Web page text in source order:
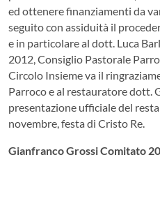
ed ottenere finanziamenti da
seguito con assiduità il
e in particolare al dott. Luca
2012, Consiglio Pastorale
Circolo Insieme va il
Parroco e al restauratore dott.
presentazione ufficiale del
novembre, festa di Cristo Re.
Gianfranco Grossi Comitato